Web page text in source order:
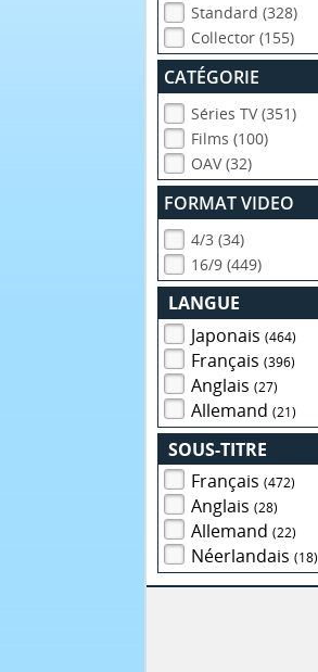
Standard (328)
Collector (155)
CATÉGORIE
Séries TV (351)
Films (100)
OAV (32)
FORMAT VIDEO
4/3 (34)
16/9 (449)
LANGUE
Japonais(464)
Français(396)
Anglais(27)
Allemand(21)
SOUS-TITRE
Français(472)
Anglais(28)
Allemand(22)
Néerlandais(18)